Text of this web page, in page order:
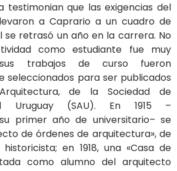
testimonian que las exigencias del
a Caprario a un cuadro de
retrasó un año en la carrera. No
como estudiante fue muy
trabajos de curso fueron
seleccionados para ser publicados
de la Sociedad de
Uruguay (SAU). En 1915 –
primer año de universitario– se
de órdenes de arquitectura», de
en 1918, una «Casa de
como alumno del arquitecto